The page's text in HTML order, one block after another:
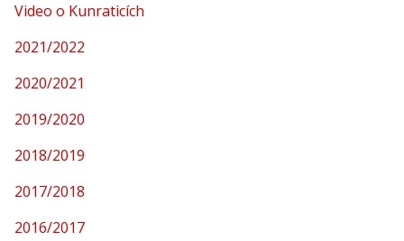
Video o Kunraticích
2021/2022
2020/2021
2019/2020
2018/2019
2017/2018
2016/2017